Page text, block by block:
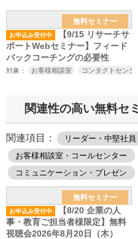
無料セミナー
お申込み受付中
【9/15 リサーチサ
ポートWebセミナー】フィード
バックコーチングの必要性
対象： お客様相談室 コンタクトセンタ
関連性の高い無料セ
関連項目： リーダー・中堅社員
お客様相談室・コールセンター
コミュニケーション・プレゼン
無料セミナー
お申込み受付中
【8/20 企業の人
事・教育ご担当者様限定】無料
視聴会2026年8月20日（木）